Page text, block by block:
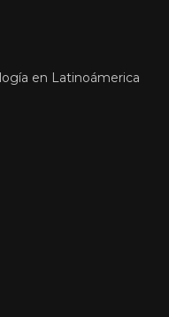
en Latinoámerica